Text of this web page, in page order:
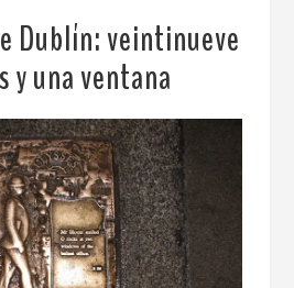
Dublín: veintinueve
y una ventana